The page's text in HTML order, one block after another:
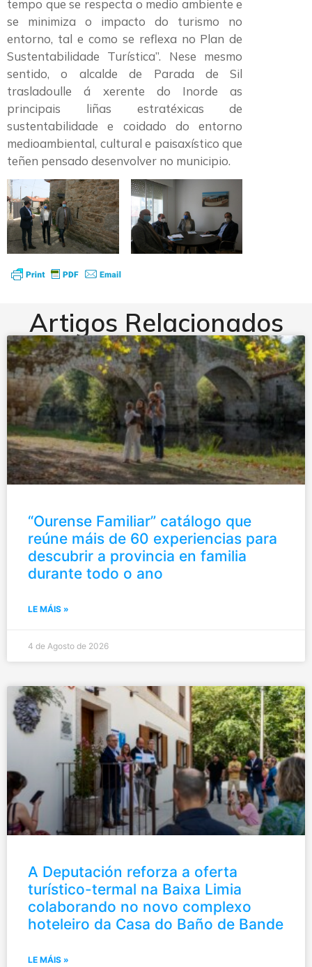
tempo que se respecta o medio ambiente e
se minimiza o impacto do turismo no
entorno, tal e como se reflexa no Plan de
Sustentabilidade Turística”. Nese mesmo
sentido, o alcalde de Parada de Sil
trasladoulle á xerente do Inorde as
principais liñas estratéxicas de
sustentabilidade e coidado do entorno
medioambiental, cultural e paisaxístico que
teñen pensado desenvolver no municipio.
Artigos Relacionados
“Ourense Familiar” catálogo que
reúne máis de 60 experiencias para
descubrir a provincia en familia
durante todo o ano
LE MÁIS »
4 de Agosto de 2026
A Deputación reforza a oferta
turístico-termal na Baixa Limia
colaborando no novo complexo
hoteleiro da Casa do Baño de Bande
LE MÁIS »